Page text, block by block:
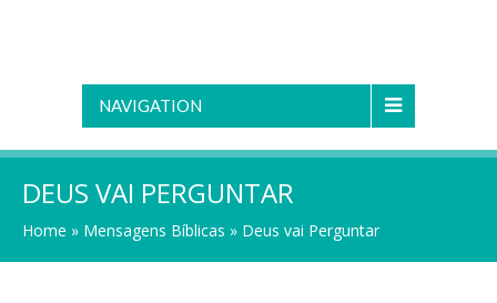
NAVIGATION
DEUS VAI PERGUNTAR
Home » Mensagens Bíblicas » Deus vai Perguntar